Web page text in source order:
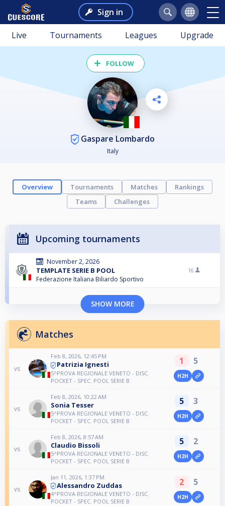
Sign in
Live Tournaments Leagues Upgrade
FOLLOW
Gaspare Lombardo
Italy
Overview Tournaments Matches
Rankings
Teams
Challenges
Upcoming tournaments
November 2, 2026
TEMPLATE SERIE B POOL
Federazione Italiana Biliardo Sportivo
16
SHOW MORE
Matches
vs
Feb 8, 2026, 12:45 PM
Patrizia Ignesti
5^PROVA REGIONALE VENETO - DISC.
POCKET - SPEC. POOL SERIE B
1 5
H2H
vs
Feb 8, 2026, 10:22 AM
Sonia Tesser
5^PROVA REGIONALE VENETO - DISC.
POCKET - SPEC. POOL SERIE B
5 3
H2H
vs
Feb 8, 2026, 8:57 AM
Claudio Bissoli
5^PROVA REGIONALE VENETO - DISC.
POCKET - SPEC. POOL SERIE B
5 2
H2H
vs
Jan 11, 2026, 1:37 PM
Alessandro Zuddas
4^PROVA REGIONALE VENETO - DISC.
POCKET - SPEC. POOL SERIE B
2 5
H2H